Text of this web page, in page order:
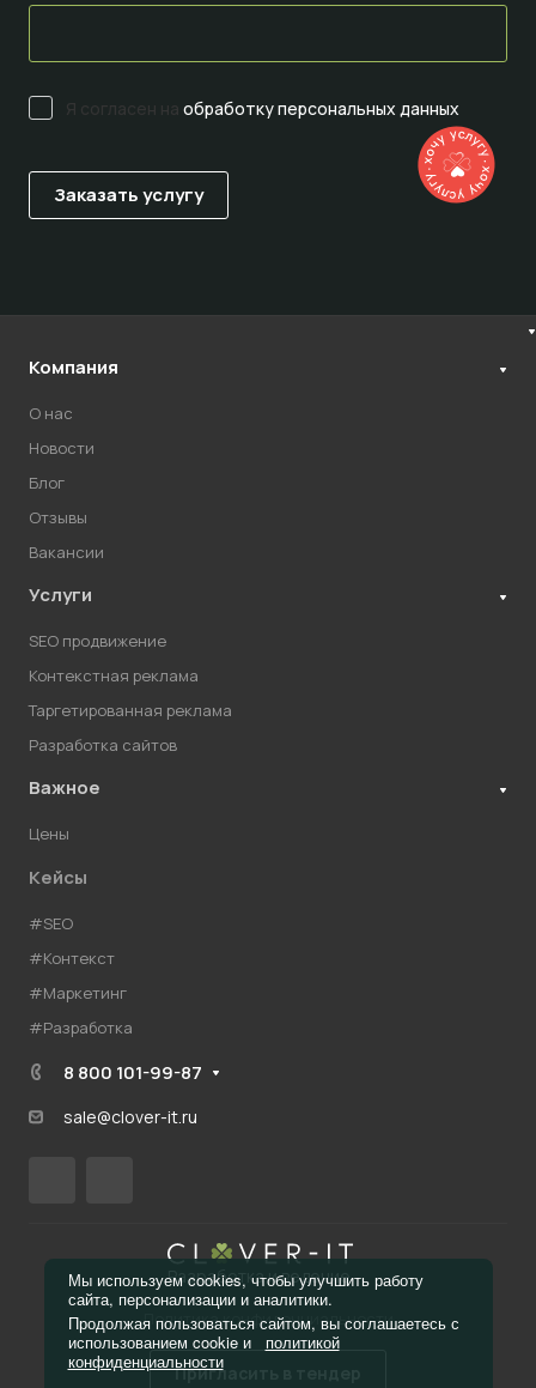
Я согласен на обработку персональных данных
Компания
О нас
Новости
Блог
Отзывы
Вакансии
Услуги
SEO продвижение
Контекстная реклама
Таргетированная реклама
Разработка сайтов
Важное
Цены
Кейсы
#SEO
#Контекст
#Маркетинг
#Разработка
8 800 101-99-87
sale@clover-it.ru
Пригласить в тендер
Политика конфиденциальности
Разработка и ведение
Мы используем cookies, чтобы улучшить работу
сайта, персонализации и аналитики.
Продолжая пользоваться сайтом, вы соглашаетесь с
использованием cookie и
политикой
конфиденциальности